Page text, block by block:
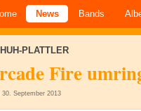
News Bands
PLATTLER
Fire
30. September 2013